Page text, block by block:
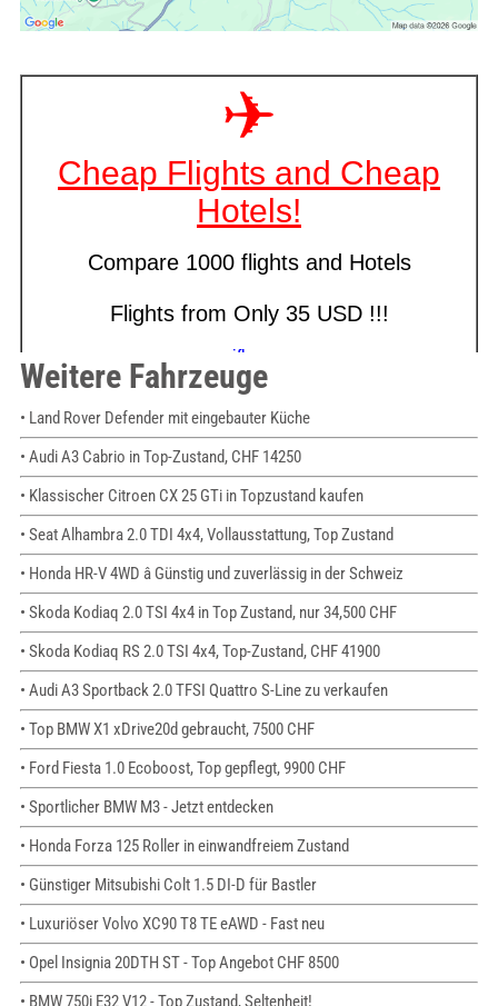
Weitere Fahrzeuge
• Land Rover Defender mit eingebauter Küche
• Audi A3 Cabrio in Top-Zustand, CHF 14250
• Klassischer Citroen CX 25 GTi in Topzustand kaufen
• Seat Alhambra 2.0 TDI 4x4, Vollausstattung, Top Zustand
• Honda HR-V 4WD â Günstig und zuverlässig in der Schweiz
• Skoda Kodiaq 2.0 TSI 4x4 in Top Zustand, nur 34,500 CHF
• Skoda Kodiaq RS 2.0 TSI 4x4, Top-Zustand, CHF 41900
• Audi A3 Sportback 2.0 TFSI Quattro S-Line zu verkaufen
• Top BMW X1 xDrive20d gebraucht, 7500 CHF
• Ford Fiesta 1.0 Ecoboost, Top gepflegt, 9900 CHF
• Sportlicher BMW M3 - Jetzt entdecken
• Honda Forza 125 Roller in einwandfreiem Zustand
• Günstiger Mitsubishi Colt 1.5 DI-D für Bastler
• Luxuriöser Volvo XC90 T8 TE eAWD - Fast neu
• Opel Insignia 20DTH ST - Top Angebot CHF 8500
• BMW 750i E32 V12 - Top Zustand, Seltenheit!